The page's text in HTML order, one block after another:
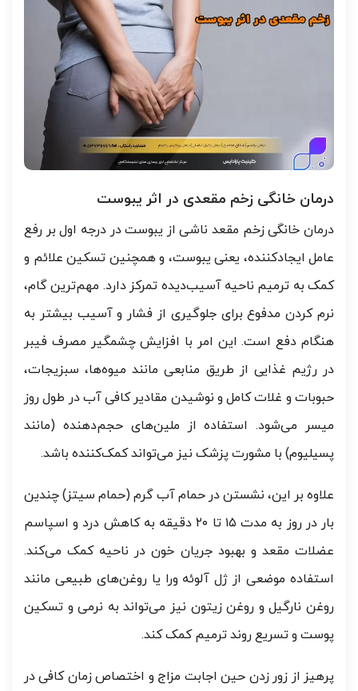
درمان خانگی زخم مقعدی در اثر یبوست
درمان خانگی زخم مقعد ناشی از یبوست در درجه اول بر رفع
عامل ایجادکننده، یعنی یبوست، و همچنین تسکین علائم و
کمک به ترمیم ناحیه آسیب‌دیده تمرکز دارد. مهم‌ترین گام،
نرم کردن مدفوع برای جلوگیری از فشار و آسیب بیشتر به
هنگام دفع است. این امر با افزایش چشمگیر مصرف فیبر
در رژیم غذایی از طریق منابعی مانند میوه‌ها، سبزیجات،
حبوبات و غلات کامل و نوشیدن مقادیر کافی آب در طول روز
میسر می‌شود. استفاده از ملین‌های حجم‌دهنده (مانند
پسیلیوم) با مشورت پزشک نیز می‌تواند کمک‌کننده باشد.
علاوه بر این، نشستن در حمام آب گرم (حمام سیتز) چندین
بار در روز به مدت ۱۵ تا ۲۰ دقیقه به کاهش درد و اسپاسم
عضلات مقعد و بهبود جریان خون در ناحیه کمک می‌کند.
استفاده موضعی از ژل آلوئه ورا یا روغن‌های طبیعی مانند
روغن نارگیل و روغن زیتون نیز می‌تواند به نرمی و تسکین
پوست و تسریع روند ترمیم کمک کند.
پرهیز از زور زدن حین اجابت مزاج و اختصاص زمان کافی در